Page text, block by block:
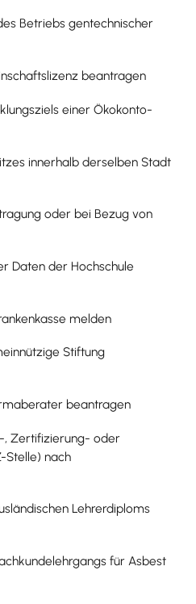
Betriebs gentechnischer
beantragen
einer Ökokonto-
innerhalb derselben Stadt
oder bei Bezug von
Daten der Hochschule
melden
Stiftung
beantragen
, Zertifizierung- oder
Stelle) nach
Lehrerdiploms
für Asbest